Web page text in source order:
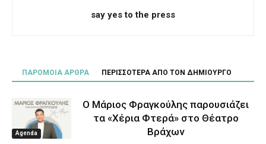
say yes to the press
ΠΑΡΟΜΟΙΑ ΑΡΘΡΑ ΠΕΡΙΣΣΟΤΕΡΑ ΑΠΟ ΤΟΝ ΔΗΜΙΟΥΡΓΟ
Agenda
Ο Μάριος Φραγκούλης παρουσιάζει
τα «Χέρια Φτερά» στο Θέατρο
Βράχων